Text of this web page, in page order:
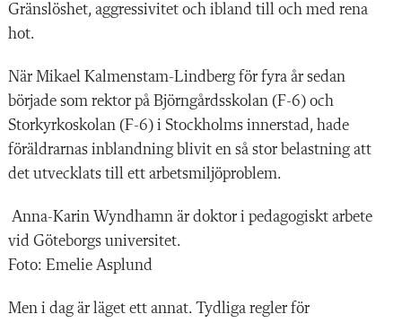
Gränslöshet, aggressivitet och ibland till och med rena
hot.
När Mikael Kalmenstam-Lindberg för fyra år sedan
började som rektor på Björngårdsskolan (F-6) och
Storkyrkoskolan (F-6) i Stockholms innerstad, hade
föräldrarnas inblandning blivit en så stor belastning att
det utvecklats till ett arbetsmiljöproblem.
Anna-Karin Wyndhamn är doktor i pedagogiskt arbete
vid Göteborgs universitet.
Foto: Emelie Asplund
Men i dag är läget ett annat. Tydliga regler för